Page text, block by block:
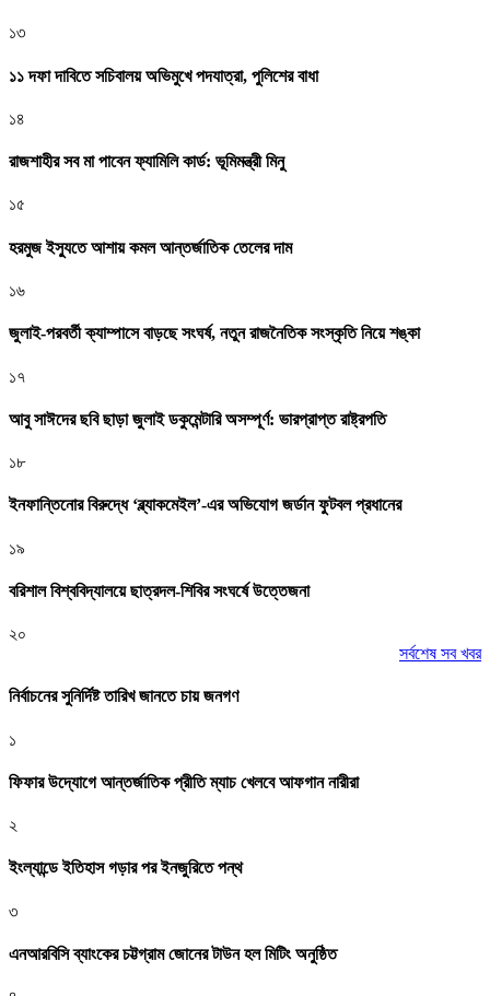
১৩
১১ দফা দাবিতে সচিবালয় অভিমুখে পদযাত্রা, পুলিশের বাধা
১৪
রাজশাহীর সব মা পাবেন ফ্যামিলি কার্ড: ভূমিমন্ত্রী মিনু
১৫
হরমুজ ইস্যুতে আশায় কমল আন্তর্জাতিক তেলের দাম
১৬
জুলাই-পরবর্তী ক্যাম্পাসে বাড়ছে সংঘর্ষ, নতুন রাজনৈতিক সংস্কৃতি নিয়ে শঙ্কা
১৭
আবু সাঈদের ছবি ছাড়া জুলাই ডকুমেন্টারি অসম্পূর্ণ: ভারপ্রাপ্ত রাষ্ট্রপতি
১৮
ইনফান্তিনোর বিরুদ্ধে ‘ব্ল্যাকমেইল’-এর অভিযোগ জর্ডান ফুটবল প্রধানের
১৯
বরিশাল বিশ্ববিদ্যালয়ে ছাত্রদল-শিবির সংঘর্ষে উত্তেজনা
২০
সর্বশেষ সব খবর
নির্বাচনের সুনির্দিষ্ট তারিখ জানতে চায় জনগণ
১
ফিফার উদ্যোগে আন্তর্জাতিক প্রীতি ম্যাচ খেলবে আফগান নারীরা
২
ইংল্যান্ডে ইতিহাস গড়ার পর ইনজুরিতে পন্থ
৩
এনআরবিসি ব্যাংকের চট্টগ্রাম জোনের টাউন হল মিটিং অনুষ্ঠিত